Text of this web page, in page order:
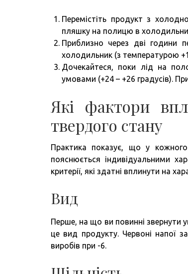
Перемістіть продукт з
пляшку на полицю в
Приблизно через дві години
холодильник (з температурою
Дочекайтеся, поки лід на
умовами (+24 – +26 градусів).
Які фактори
твердого стану
Практика показує, що у
пояснюється індивідуальними
критерії, які здатні вплинути на
Вид
Перше, на що ви повинні звернути
це вид продукту. Червоні напої
виробів при -6.